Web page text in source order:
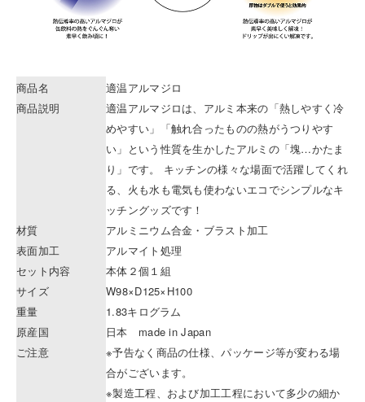
商品名
適温アルマジロ
商品説明
適温アルマジロは、アルミ本来の「熱しやすく冷
めやすい」「触れ合ったものの熱がうつりやす
い」という性質を生かしたアルミの「塊…かたま
り」です。 キッチンの様々な場面で活躍してくれ
る、火も水も電気も使わないエコでシンプルなキ
ッチングッズです！
材質
アルミニウム合金・ブラスト加工
表面加工
アルマイト処理
セット内容
本体２個１組
サイズ
W98×D125×H100
重量
1.83キログラム
原産国
日本 made in Japan
ご注意
※予告なく商品の仕様、パッケージ等が変わる場
合がございます。
※製造工程、および加工工程において多少の細か